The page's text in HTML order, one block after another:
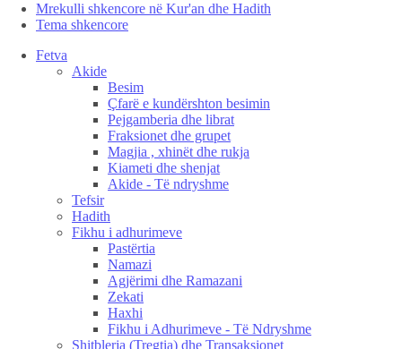
Mrekulli shkencore në Kur'an dhe Hadith
Tema shkencore
Fetva
Akide
Besim
Çfarë e kundërshton besimin
Pejgamberia dhe librat
Fraksionet dhe grupet
Magjia , xhinët dhe rukja
Kiameti dhe shenjat
Akide - Të ndryshme
Tefsir
Hadith
Fikhu i adhurimeve
Pastërtia
Namazi
Agjërimi dhe Ramazani
Zekati
Haxhi
Fikhu i Adhurimeve - Të Ndryshme
Shitblerja (Tregtia) dhe Transaksionet